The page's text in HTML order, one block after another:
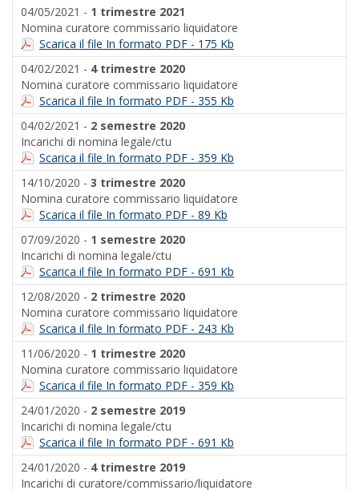
04/05/2021 - 1 trimestre 2021
Nomina curatore commissario liquidatore
Scarica il file In formato PDF - 175 Kb
04/02/2021 - 4 trimestre 2020
Nomina curatore commissario liquidatore
Scarica il file In formato PDF - 355 Kb
04/02/2021 - 2 semestre 2020
Incarichi di nomina legale/ctu
Scarica il file In formato PDF - 359 Kb
14/10/2020 - 3 trimestre 2020
Nomina curatore commissario liquidatore
Scarica il file In formato PDF - 89 Kb
07/09/2020 - 1 semestre 2020
Incarichi di nomina legale/ctu
Scarica il file In formato PDF - 691 Kb
12/08/2020 - 2 trimestre 2020
Nomina curatore commissario liquidatore
Scarica il file In formato PDF - 243 Kb
11/06/2020 - 1 trimestre 2020
Nomina curatore commissario liquidatore
Scarica il file In formato PDF - 359 Kb
24/01/2020 - 2 semestre 2019
Incarichi di nomina legale/ctu
Scarica il file In formato PDF - 691 Kb
24/01/2020 - 4 trimestre 2019
Incarichi di curatore/commissario/liquidatore